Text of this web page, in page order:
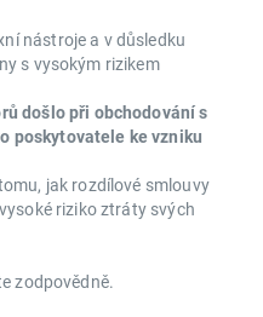
nástroje a v důsledku
s vysokým rizikem
došlo při obchodování s
poskytovatele ke vzniku
jak rozdílové smlouvy
riziko ztráty svých
zodpovědně.